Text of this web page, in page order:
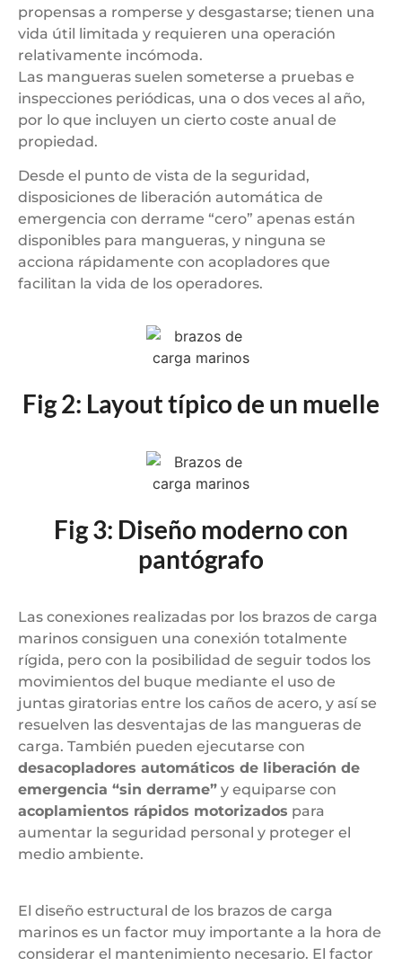
propensas a romperse y desgastarse; tienen una
vida útil limitada y requieren una operación
relativamente incómoda.
Las mangueras suelen someterse a pruebas e
inspecciones periódicas, una o dos veces al año,
por lo que incluyen un cierto coste anual de
propiedad.
Desde el punto de vista de la seguridad,
disposiciones de liberación automática de
emergencia con derrame “cero” apenas están
disponibles para mangueras, y ninguna se
acciona rápidamente con acopladores que
facilitan la vida de los operadores.
Fig 2: Layout típico de un muelle
Fig 3: Diseño moderno con
pantógrafo
Las conexiones realizadas por los brazos de carga
marinos consiguen una conexión totalmente
rígida, pero con la posibilidad de seguir todos los
movimientos del buque mediante el uso de
juntas giratorias entre los caños de acero, y así se
resuelven las desventajas de las mangueras de
carga. También pueden ejecutarse con
desacopladores automáticos de liberación de
emergencia “sin derrame” y equiparse con
acoplamientos rápidos motorizados para
aumentar la seguridad personal y proteger el
medio ambiente.
El diseño estructural de los brazos de carga
marinos es un factor muy importante a la hora de
considerar el mantenimiento necesario. El factor